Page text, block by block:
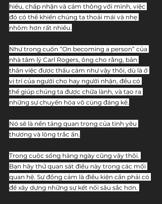
hiểu, chấp nhận và cảm thông với mình, việc
đó có thể khiến chúng ta thoải mái và nhẹ
nhõm hơn rất nhiều.
Như trong cuốn “On becoming a person” của
nhà tâm lý Carl Rogers, ông cho rằng, bản
thân việc được thấu cảm như vậy thôi, dù là ở
vị trí của người cho hay người nhận, đều có
thể giúp chúng ta được chữa lành, và tạo ra
những sự chuyển hóa vô cùng đáng kể.
Nó sẽ là nền tảng quan trọng của tình yêu
thương và lòng trắc ẩn.
Trong cuộc sống hàng ngày cũng vậy thôi.
Bạn hãy thử quan sát điều này trong các mối
quan hệ. Sự đồng cảm là điều kiện cần phải có
để xây dựng những sự kết nối sâu sắc hơn.